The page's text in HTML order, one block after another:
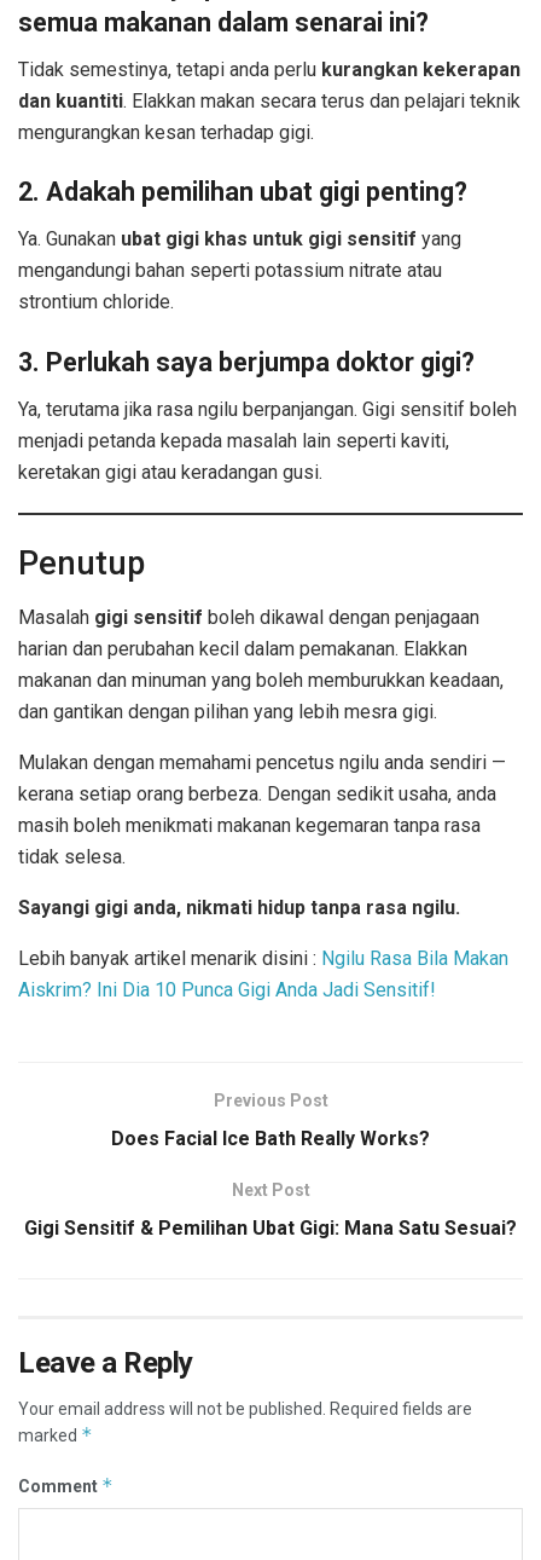
semua makanan dalam senarai ini?
Tidak semestinya, tetapi anda perlu kurangkan kekerapan
dan kuantiti. Elakkan makan secara terus dan pelajari teknik
mengurangkan kesan terhadap gigi.
2. Adakah pemilihan ubat gigi penting?
Ya. Gunakan ubat gigi khas untuk gigi sensitif yang
mengandungi bahan seperti potassium nitrate atau
strontium chloride.
3. Perlukah saya berjumpa doktor gigi?
Ya, terutama jika rasa ngilu berpanjangan. Gigi sensitif boleh
menjadi petanda kepada masalah lain seperti kaviti,
keretakan gigi atau keradangan gusi.
Penutup
Masalah gigi sensitif boleh dikawal dengan penjagaan
harian dan perubahan kecil dalam pemakanan. Elakkan
makanan dan minuman yang boleh memburukkan keadaan,
dan gantikan dengan pilihan yang lebih mesra gigi.
Mulakan dengan memahami pencetus ngilu anda sendiri —
kerana setiap orang berbeza. Dengan sedikit usaha, anda
masih boleh menikmati makanan kegemaran tanpa rasa
tidak selesa.
Sayangi gigi anda, nikmati hidup tanpa rasa ngilu.
Lebih banyak artikel menarik disini : Ngilu Rasa Bila Makan
Aiskrim? Ini Dia 10 Punca Gigi Anda Jadi Sensitif!
Previous Post
Does Facial Ice Bath Really Works?
Next Post
Gigi Sensitif & Pemilihan Ubat Gigi: Mana Satu Sesuai?
Leave a Reply
Your email address will not be published.
Required fields are
marked *
Comment *